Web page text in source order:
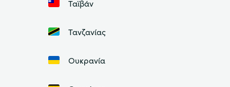
Ταϊβάν
Τανζανίας
Ουκρανία